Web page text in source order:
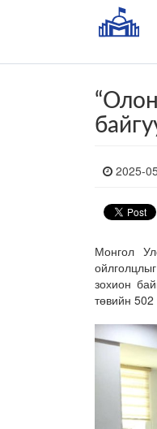
2025-
Монгол
зохион
төвийн